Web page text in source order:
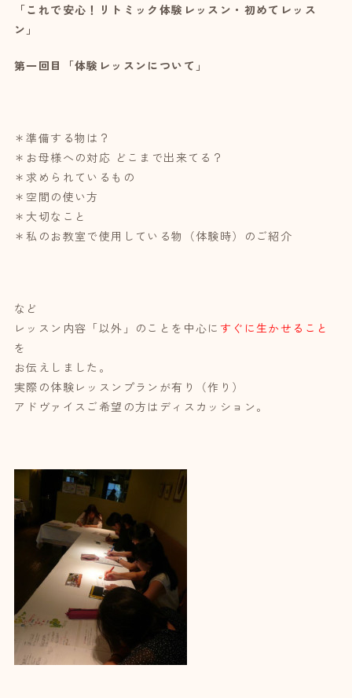
「これで安心！リトミック体験レッスン・初めてレッス
ン」
第一回目「体験レッスンについて」
＊準備する物は？
＊お母様への対応 どこまで出来てる？
＊求められているもの
＊空間の使い方
＊大切なこと
＊私のお教室で使用している物（体験時）のご紹介
など
レッスン内容「以外」のことを中心に すぐに生かせること
を
お伝えしました。
実際の体験レッスンプランが有り（作り）
アドヴァイスご希望の方はディスカッション。